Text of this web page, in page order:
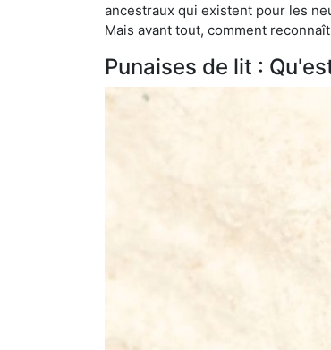
ancestraux qui existent pour les
Mais avant tout, comment
Punaises de lit :